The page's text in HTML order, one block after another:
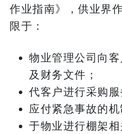
作业指南》，供业界
限于：
物业管理公司向
及财务文件；
代客户进行采购服
应付紧急事故的机
于物业进行棚架相